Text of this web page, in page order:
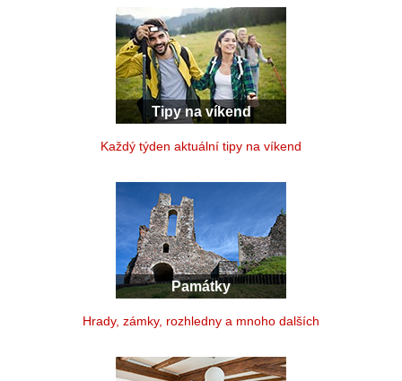
Tipy na víkend
Každý týden aktuální tipy na víkend
Památky
Hrady, zámky, rozhledny a mnoho dalších